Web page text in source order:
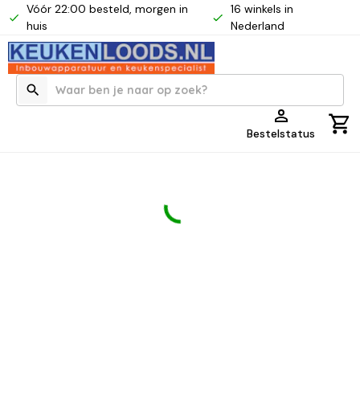
Vóór 22:00 besteld, morgen in
huis
16 winkels in
Nederland
Bestelstatus